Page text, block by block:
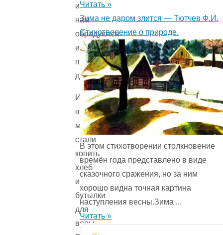
и
нам
обрадуются
и
простокваши
дадут.
И
вот
мы
стали
копить
хлеб
и
бутылки
для
воды.
Читать »
Зима не даром злится — Тютчев Ф.И.
Стихотворение о природе.
В этом стихотворении столкновение
времён года представ­лено в виде
сказочного сражения, но за ним
хорошо видна точная картина
наступления весны.Зима ...
Читать »